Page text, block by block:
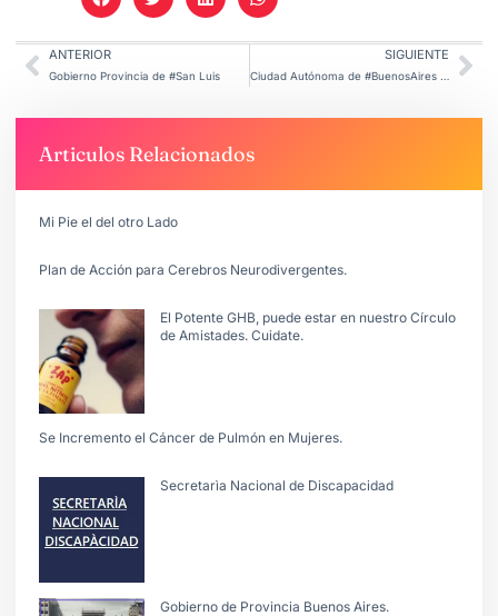
ANTERIOR
Gobierno Provincia de #San Luis
SIGUIENTE
Articulos Relacionados
Mi Pie el del otro Lado
Plan de Acción para Cerebros Neurodivergentes.
El Potente GHB, puede estar en nuestro Círculo
de Amistades. Cuidate.
Se Incremento el Cáncer de Pulmón en Mujeres.
Secretarìa Nacional de Discapacidad
Gobierno de Provincia Buenos Aires.